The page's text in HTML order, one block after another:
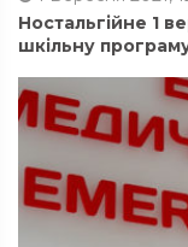
Ностальгійне 1
шкільну